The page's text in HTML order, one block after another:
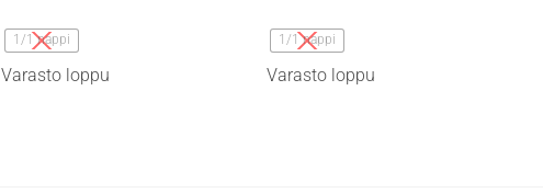
tuotteella
useampi
1/1 nappi
Varasto loppu
tuotteella
useampi
1/1 nappi
Varasto loppu